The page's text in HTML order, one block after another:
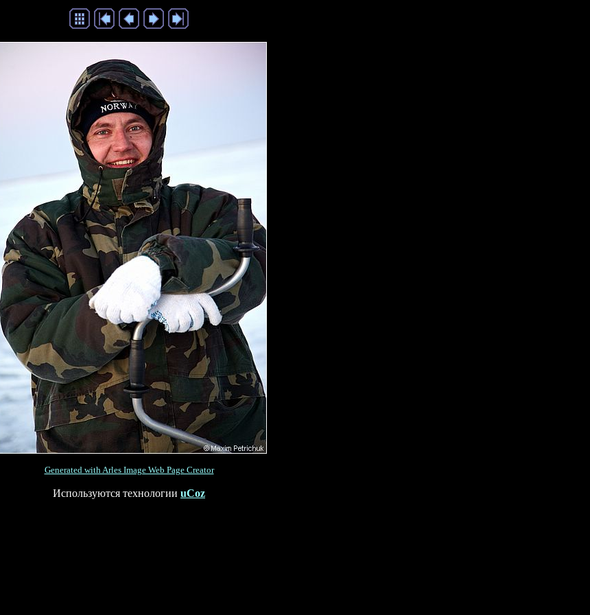
Generated with Arles Image Web Page Creator
Используются технологии uCoz